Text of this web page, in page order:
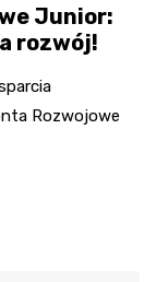
Junior:
rozwój!
Rozwojowe